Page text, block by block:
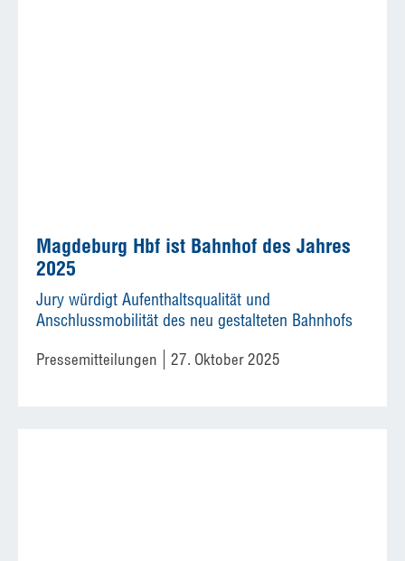
Magdeburg Hbf ist Bahnhof des Jahres
2025
Jury würdigt Aufenthaltsqualität und
Anschlussmobilität des neu gestalteten Bahnhofs
Pressemitteilungen 27. Oktober 2025